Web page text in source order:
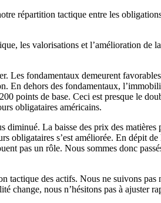
répartition tactique entre les
les valorisations et l’amélioration de
Les fondamentaux demeurent
dehors des fondamentaux,
points de base. Ceci est presque le
obligataires américains.
La baisse des prix des
s’est améliorée. En dépit
pas un rôle. Nous sommes donc
des actifs. Nous ne suivons
change, nous n’hésitons pas à ajuster